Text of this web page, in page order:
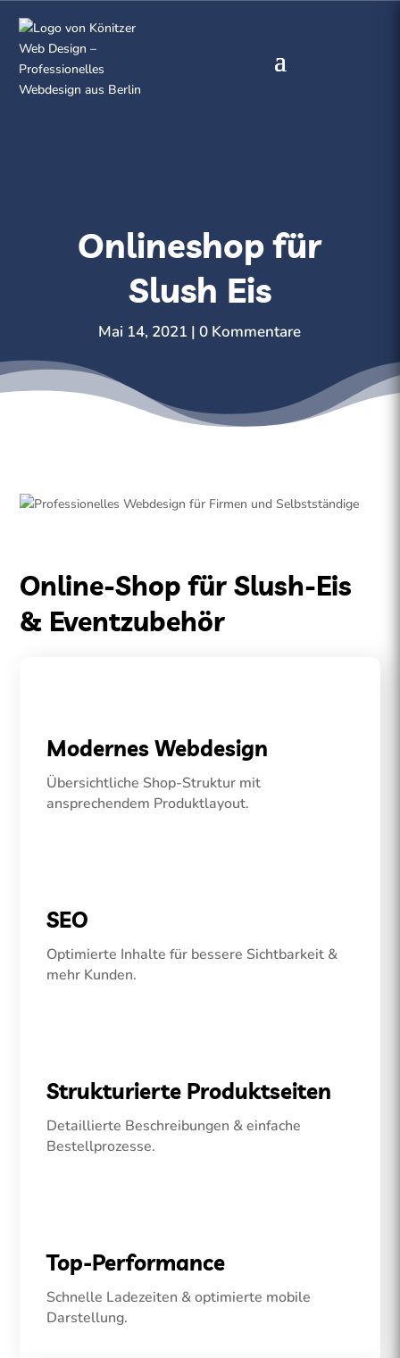
Onlineshop für
Slush Eis
Mai 14, 2021 0 Kommentare
Online-Shop für Slush-Eis
& Eventzubehör
Modernes Webdesign
Übersichtliche Shop-Struktur mit
ansprechendem Produktlayout.
SEO
Optimierte Inhalte für bessere Sichtbarkeit &
mehr Kunden.
Strukturierte Produktseiten
Detaillierte Beschreibungen & einfache
Bestellprozesse.
Top-Performance
Schnelle Ladezeiten & optimierte mobile
Darstellung.